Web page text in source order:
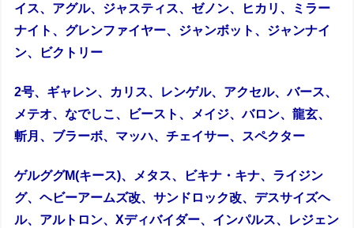
イス、アグル、ジャスティス、ゼノン、ヒカリ、ミラー
ナイト、グレンファイヤー、ジャンボット、ジャンナイ
ン、ビクトリー
2号、ギャレン、カリス、レンゲル、アクセル、バース、
メテオ、なでしこ、ビースト、メイジ、バロン、龍玄、
斬月、ブラーボ、マッハ、チェイサー、スペクター
ゲルググM(キース)、メタス、ビキナ・キナ、ライジン
グ、ヘビーアームズ改、サンドロック改、デスサイズヘ
ル、アルトロン、Xディバイダー、インパルス、レジェン